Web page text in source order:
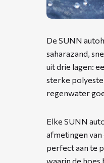
De SUNN
saharazand,
uit drie lagen:
sterke
regenwater
Elke SUNN
afmetingen
perfect aan te
waarin de